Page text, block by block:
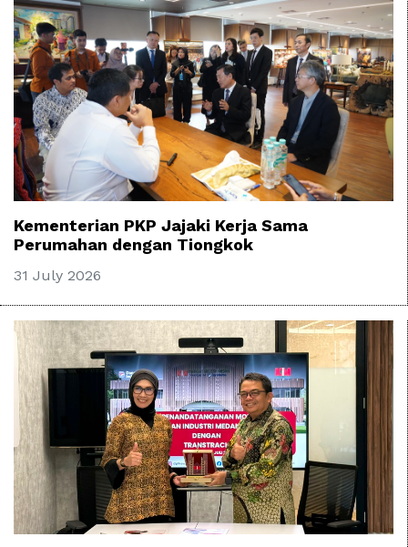
Kementerian PKP Jajaki Kerja Sama
Perumahan dengan Tiongkok
31 July 2026